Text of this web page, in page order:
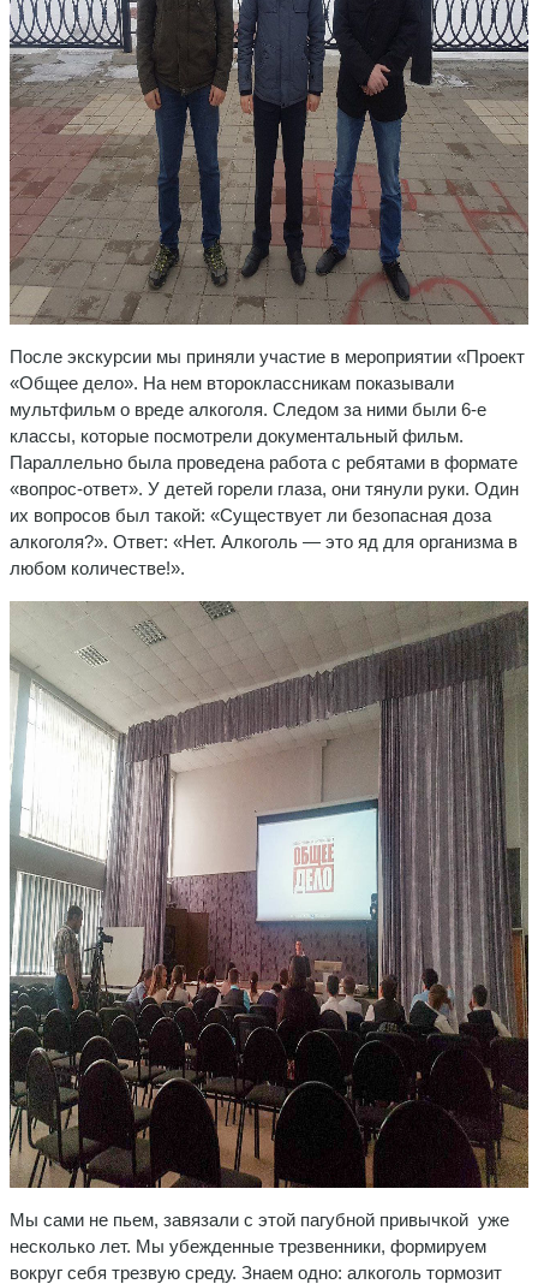
После экскурсии мы приняли участие в мероприятии «Проект
«Общее дело». На нем второклассникам показывали
мультфильм о вреде алкоголя. Следом за ними были 6-е
классы, которые посмотрели документальный фильм.
Параллельно была проведена работа с ребятами в формате
«вопрос-ответ». У детей горели глаза, они тянули руки. Один
их вопросов был такой: «Существует ли безопасная доза
алкоголя?». Ответ: «Нет. Алкоголь — это яд для организма в
любом количестве!».
Мы сами не пьем, завязали с этой пагубной привычкой уже
несколько лет. Мы убежденные трезвенники, формируем
вокруг себя трезвую среду. Знаем одно: алкоголь тормозит